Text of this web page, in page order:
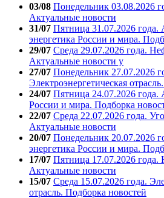
03/08 Понедельник 03.08.2026
Актуальные новости
31/07 Пятница 31.07.2026 года.
энергетика России и мира.
29/07 Среда 29.07.2026 года.
Актуальные новости у
27/07 Понедельник 27.07.2026
Электроэнергетическая
24/07 Пятница 24.07.2026 года.
России и мира. Подборка
22/07 Среда 22.07.2026 года.
Актуальные новости
20/07 Понедельник 20.07.2026
энергетика России и мира.
17/07 Пятница 17.07.2026 года.
Актуальные новости
15/07 Среда 15.07.2026 года.
отрасль. Подборка новостей